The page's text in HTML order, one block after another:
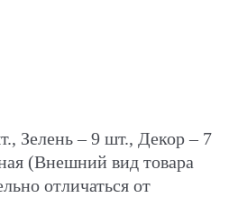
Зелень – 9 шт., Декор – 7
(Внешний вид товара
отличаться от